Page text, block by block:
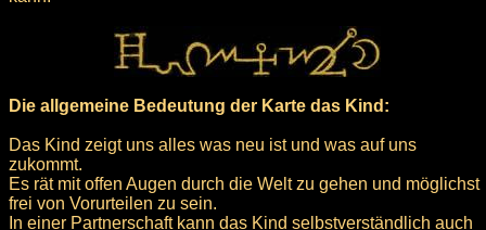
Die allgemeine Bedeutung der Karte das Kind:
Das Kind zeigt uns alles was neu ist und was auf uns
zukommt.
Es rät mit offen Augen durch die Welt zu gehen und möglichst
frei von Vorurteilen zu sein.
In einer Partnerschaft kann das Kind selbstverständlich auch